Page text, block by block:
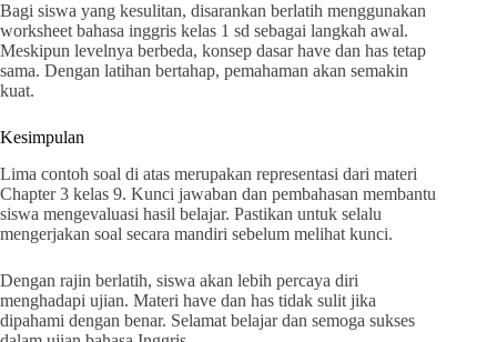
Bagi siswa yang kesulitan, disarankan berlatih menggunakan
worksheet bahasa inggris kelas 1 sd sebagai langkah awal.
Meskipun levelnya berbeda, konsep dasar have dan has tetap
sama. Dengan latihan bertahap, pemahaman akan semakin
kuat.
Kesimpulan
Lima contoh soal di atas merupakan representasi dari materi
Chapter 3 kelas 9. Kunci jawaban dan pembahasan membantu
siswa mengevaluasi hasil belajar. Pastikan untuk selalu
mengerjakan soal secara mandiri sebelum melihat kunci.
Dengan rajin berlatih, siswa akan lebih percaya diri
menghadapi ujian. Materi have dan has tidak sulit jika
dipahami dengan benar. Selamat belajar dan semoga sukses